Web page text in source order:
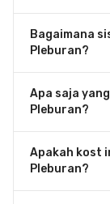
Bagaimana
Pleburan?
Apa saja
Pleburan?
Apakah kost
Pleburan?